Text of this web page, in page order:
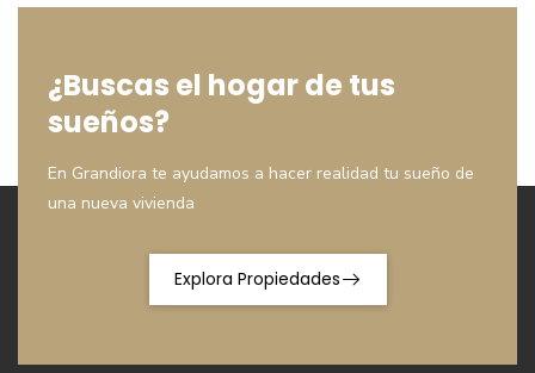
¿Buscas el hogar de tus
sueños?
En Grandiora te ayudamos a hacer realidad tu sueño de
una nueva vivienda
Explora Propiedades